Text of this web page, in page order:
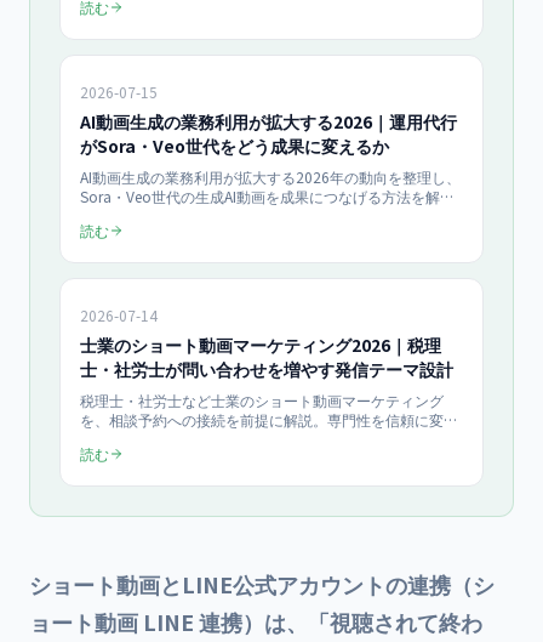
オーナー向けに整理。当社のショート動画制作は1本
読む
2026-07-15
AI動画生成の業務利用が拡大する2026｜運用代行
がSora・Veo世代をどう成果に変えるか
AI動画生成の業務利用が拡大する2026年の動向を整理し、
Sora・Veo世代の生成AI動画を成果につなげる方法を解
任せる価値を提示します。生成ツールだけでは埋まらない
読む
2026-07-14
士業のショート動画マーケティング2026｜税理
士・社労士が問い合わせを増やす発信テーマ設計
税理士・社労士など士業のショート動画マーケティング
を、相談予約への接続を前提に解説。専門性を信頼に変え
士業向けに具体化します。2026年最新で、難しくなりがち
読む
ショート動画とLINE公式アカウントの連携（シ
ョート動画 LINE 連携）は、「視聴されて終わ